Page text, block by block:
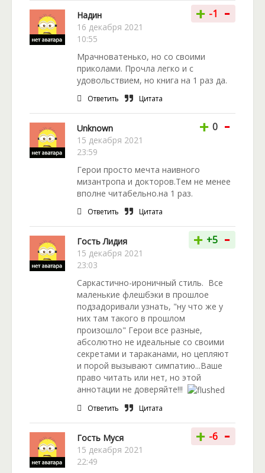
Надин
16 декабря 2021
10:55
+ -1 -
Мрачноватенько, но со своими
приколами. Прочла легко и с
удовольствием, но книга на 1 раз да.
Ответить Цитата
Unknown
15 декабря 2021
23:59
+ 0 -
Герои просто мечта наивного
мизантропа и докторов.Тем не менее
вполне читабельно.на 1 раз.
Ответить Цитата
Гость Лидия
15 декабря 2021
23:03
+ +5 -
Саркастично-ироничный стиль. Все
маленькие флешбэки в прошлое
подзадоривали узнать, "ну что же у
них там такого в прошлом
произошло" Герои все разные,
абсолютно не идеальные со своими
секретами и тараканами, но цепляют
и порой вызывают симпатию...Ваше
право читать или нет, но этой
аннотации не доверяйте!!!
Ответить Цитата
Гость Муся
15 декабря 2021
22:49
+ -6 -